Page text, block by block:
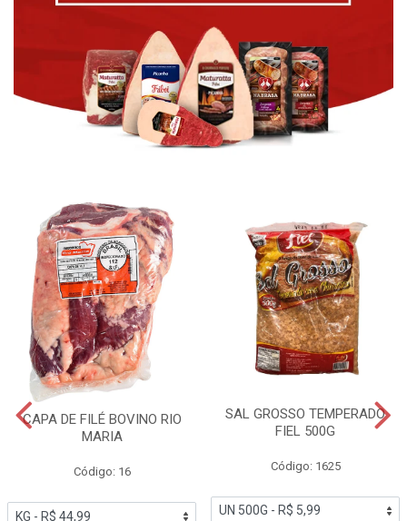
CAPA DE FILÉ BOVINO RIO
MARIA
Código: 16
SAL GROSSO TEMPERADO
FIEL 500G
Código: 1625